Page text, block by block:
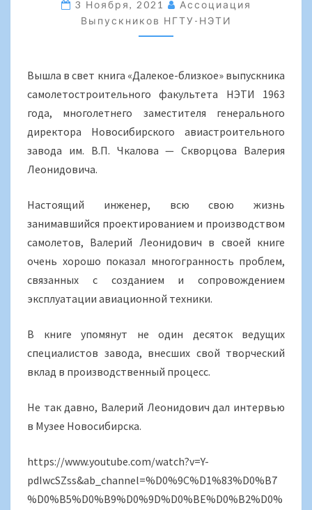
3 Ноября, 2021
Ассоциация
Выпускников НГТУ-НЭТИ
Вышла в свет книга «Далекое-близкое» выпускника
самолетостроительного факультета НЭТИ 1963
года, многолетнего заместителя генерального
директора Новосибирского авиастроительного
завода им. В.П. Чкалова — Скворцова Валерия
Леонидовича.
Настоящий инженер, всю свою жизнь
занимавшийся проектированием и производством
самолетов, Валерий Леонидович в своей книге
очень хорошо показал многогранность проблем,
связанных с созданием и сопровождением
эксплуатации авиационной техники.
В книге упомянут не один десяток ведущих
специалистов завода, внесших свой творческий
вклад в производственный процесс.
Не так давно, Валерий Леонидович дал интервью
в Музее Новосибирска.
https://www.youtube.com/watch?v=Y-
pdIwcSZss&ab_channel=%D0%9C%D1%83%D0%B7
%D0%B5%D0%B9%D0%9D%D0%BE%D0%B2%D0%